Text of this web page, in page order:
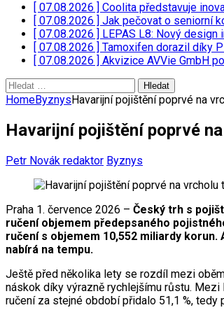
[ 07.08.2026 ] Coolita představuje
[ 07.08.2026 ] Jak pečovat o seniorní
[ 07.08.2026 ] LEPAS L8: Nový
[ 07.08.2026 ] Tamoxifen dorazil díky
[ 07.08.2026 ] Akvizice AVVie GmbH
Vyhledávání
HomeByznysHavarijní pojištění poprvé na
Havarijní pojištění poprvé
Petr Novák redaktor Byznys
Praha 1. července 2026 – Český trh s
ručení objemem předepsaného
ručení s objemem 10,552 miliardy
nabírá na tempu.
Ještě před několika lety se rozdíl mezi
náskok díky výrazně rychlejšímu růstu.
ručení za stejné období přidalo 51,1 %,